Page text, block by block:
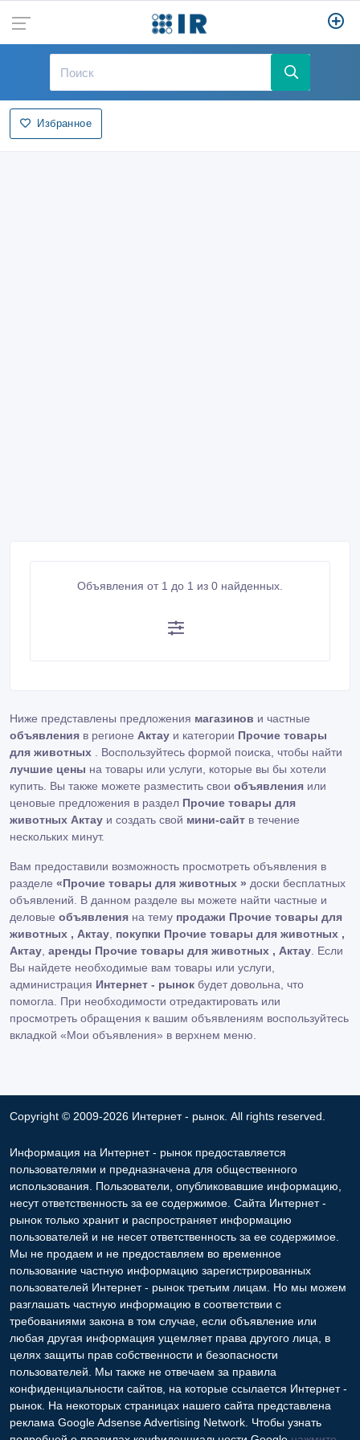
Избранное
Объявления от 1 до 1 из 0 найденных.
Ниже представлены предложения магазинов и частные
объявления в регионе Актау и категории Прочие товары
для животных
. Воспользуйтесь формой поиска, чтобы найти
лучшие цены на товары или услуги, которые вы бы хотели
купить. Вы также можете разместить свои объявления или
ценовые предложения в раздел Прочие товары для
животных Актау и создать свой мини-сайт в течение
нескольких минут.
Вам предоставили возможность просмотреть объявления в
разделе «Прочие товары для животных » доски бесплатных
объявлений. В данном разделе вы можете найти частные и
деловые объявления на тему продажи Прочие товары для
животных , Актау покупки Прочие товары для животных ,
Актау аренды Прочие товары для животных , Актау . Если
Вы найдете необходимые вам товары или услуги,
администрация Интернет - рынок будет довольна, что
помогла. При необходимости отредактировать или
просмотреть обращения к вашим объявлениям воспользуйтесь
вкладкой «Мои объявления» в верхнем меню.
Copyright © 2009-2026 Интернет - рынок. All rights reserved.
Информация на Интернет - рынок предоставляется
пользователями и предназначена для общественного
использования. Пользователи, опубликовавшие информацию,
несут ответственность за ее содержимое. Сайта Интернет -
рынок только хранит и распространяет информацию
пользователей и не несет ответственность за ее содержимое.
Мы не продаем и не предоставляем во временное
пользование частную информацию зарегистрированных
пользователей Интернет - рынок третьим лицам. Но мы можем
разглашать частную информацию в соответствии с
требованиями закона в том случае, если объявление или
любая другая информация ущемляет права другого лица, в
целях защиты прав собственности и безопасности
пользователей. Мы также не отвечаем за правила
конфиденциальности сайтов, на которые ссылается Интернет -
рынок. На некоторых страницах нашего сайта представлена
реклама Google Adsense Advertising Network. Чтобы узнать